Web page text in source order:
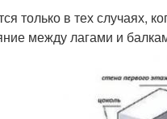
только в тех случаях,
между лагами и